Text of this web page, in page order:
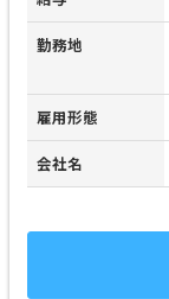
勤務地
雇用形態
会社名